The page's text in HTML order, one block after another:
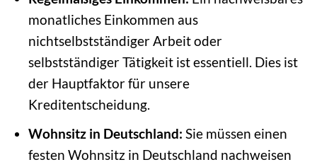
monatliches Einkommen aus
nichtselbstständiger Arbeit oder
selbstständiger Tätigkeit ist essentiell. Dies ist
der Hauptfaktor für unsere
Kreditentscheidung.
Wohnsitz in Deutschland: Sie müssen einen
festen Wohnsitz in Deutschland nachweisen